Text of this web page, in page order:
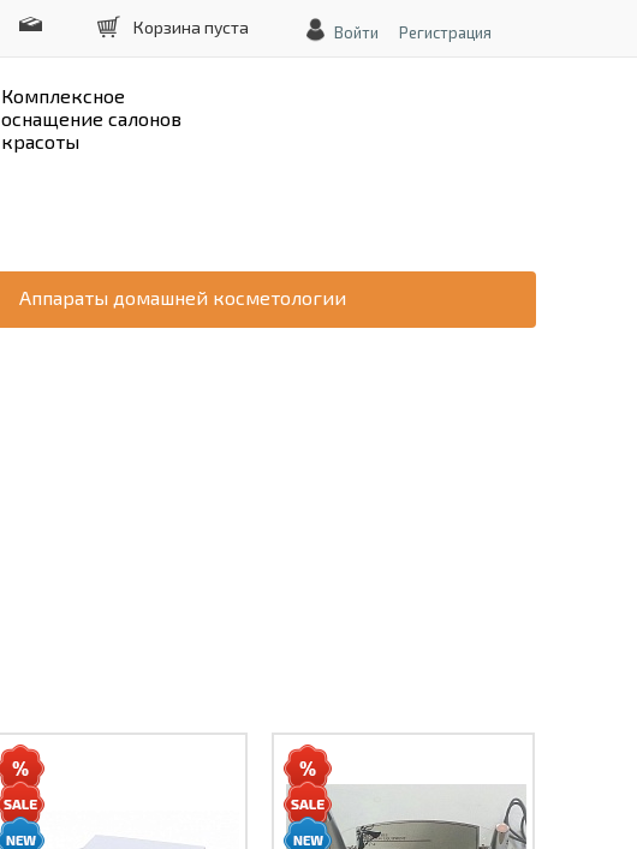
Войти Регистрация
Корзина пуста
Комплексное
оснащение салонов
красоты
Аппараты домашней косметологии